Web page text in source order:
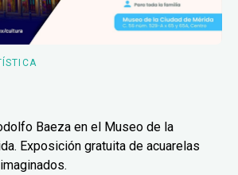
Baeza en el Museo de la
Exposición gratuita de acuarelas